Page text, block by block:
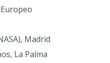
Madrid
La Palma